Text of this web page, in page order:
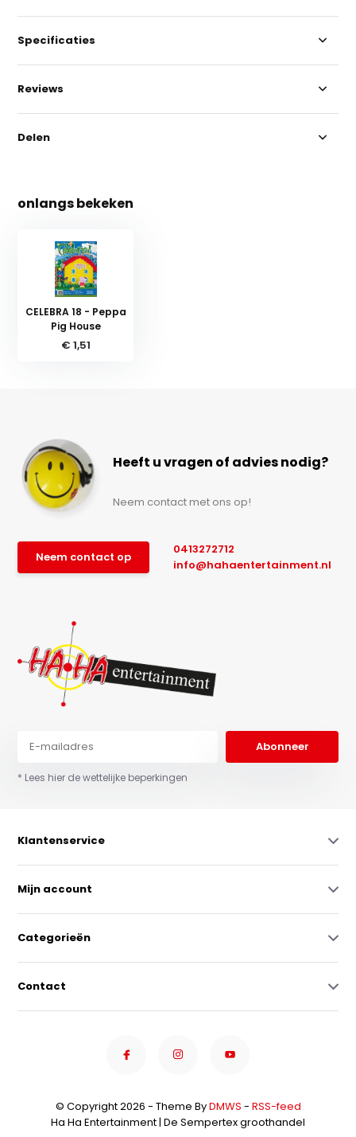
Specificaties
Reviews
Delen
onlangs bekeken
CELEBRA 18 - Peppa
Pig House
€ 1,51
Heeft u vragen of advies nodig?
Neem contact met ons op!
Neem contact op
0413272712
info@hahaentertainment.nl
Abonneer
* Lees hier de wettelijke beperkingen
Klantenservice
Mijn account
Categorieën
Contact
© Copyright 2026 - Theme ByDMWS - RSS-feed
Ha Ha Entertainment | De Sempertex groothandel